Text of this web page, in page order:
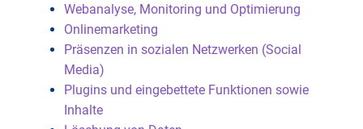
Webanalyse, Monitoring und Optimierung
Onlinemarketing
Präsenzen in sozialen Netzwerken (Social
Media)
Plugins und eingebettete Funktionen sowie
Inhalte